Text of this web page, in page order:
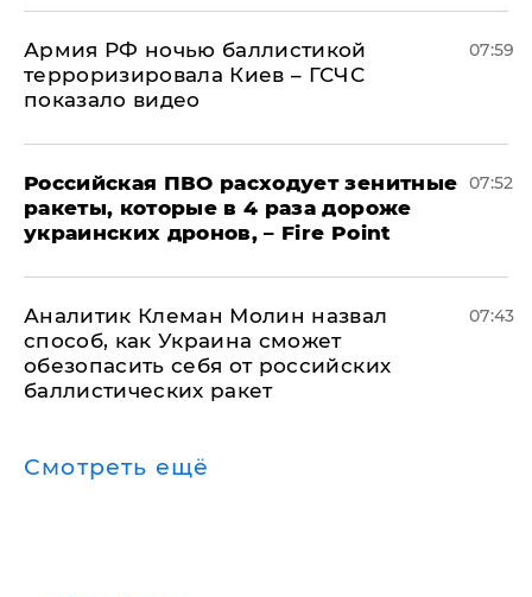
Армия РФ ночью баллистикой
терроризировала Киев – ГСЧС
показало видео
07:59
Российская ПВО расходует зенитные
ракеты, которые в 4 раза дороже
украинских дронов, – Fire Point
07:52
Аналитик Клеман Молин назвал
способ, как Украина сможет
обезопасить себя от российских
баллистических ракет
07:43
Смотреть ещё